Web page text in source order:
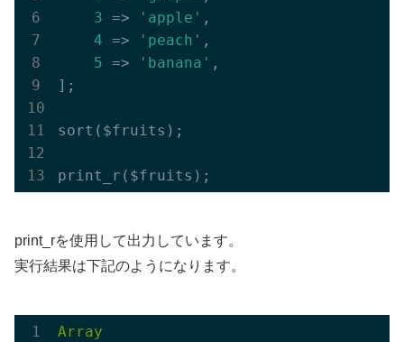
3 => 'apple' ,
4 => 'peach' ,
5 => 'banana' ,
];
sort($fruits);
print_rを使用して出力しています。
実行結果は下記のようになります。
Array